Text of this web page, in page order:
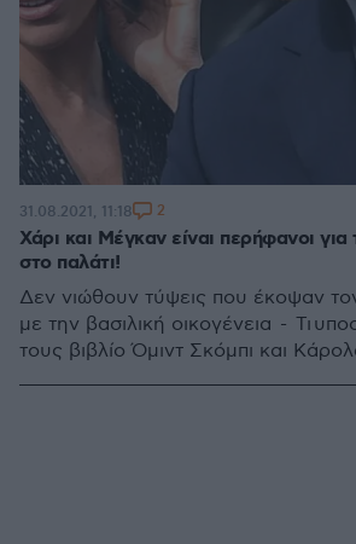
Χάρι και Μέγκαν είναι περήφανοι για
στο παλάτι!
Δεν νιώθουν τύψεις που έκοψαν
με την βασιλική οικογένεια - Τι
τους βιβλίο Όμιντ Σκόμπι και
31.08.2021, 11:18 2